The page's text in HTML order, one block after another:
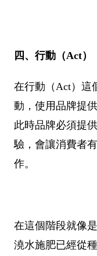
四、行動（Act）
在行動（Act）這
動，使用品牌提
此時品牌必須提
驗，會讓消費者
作。
在這個階段就像
澆水施肥已經從